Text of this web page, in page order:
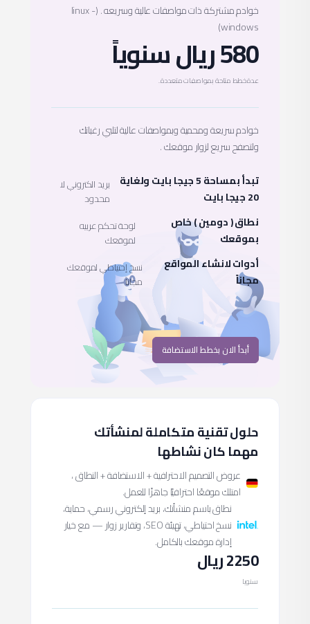
خوادم مشتركة ذات مواصفات عالية وسريعه . (linux -
windows)
580 ريال سنوياً
عدة خطط متاحة بمواصفات متعددة .
خوادم سريعة ومحمية وبمواصفات عالية لتلبي رغباتك
ولتصفح سريع لزوار موقعك .
تبدأ بمساحة 5 جيجا بايت ولغاية
20 جيجا بايت
بريد الكتروني لا
محدود
نطاق ( دومين ) خاص
بموقعك
لوحة تحكم عربيه
لموقعك
أدوات لانشاء المواقع
مجاناً
نسخ إحتياطي لموقعك
مجاناً
أبدأ الان بخطط الاستضافة
حلول تقنية متكاملة لمنشأتك
مهما كان نشاطها
عروض التصميم الاحترافية + الاستضافة + النطاق ،
امتلك موقعًا احترافيًا جاهزًا للعمل.
نطاق باسم منشأتك، بريد إلكتروني رسمي، حماية،
نسخ احتياطي، تهيئة SEO، وتقارير زوار — مع خيار
إدارة موقعك بالكامل.
2250 ريال
سنويا